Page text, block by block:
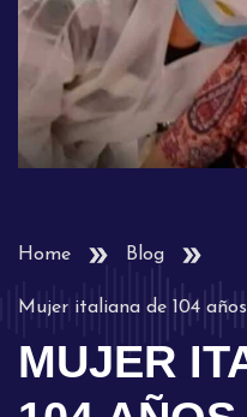
Home Blog
Mujer italiana de 104
MUJER